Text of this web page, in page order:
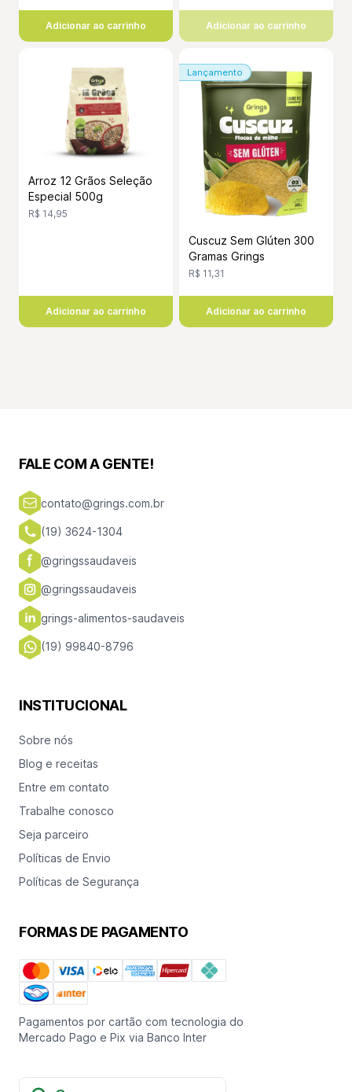
Adicionar ao carrinho Adicionar ao carrinho
Arroz 12 Grãos Seleção
Especial 500g
R$ 14,95
Adicionar ao carrinho
Lançamento
Cuscuz Sem Glúten 300
Gramas Grings
R$ 11,31
Adicionar ao carrinho
FALE COM A GENTE!
contato@grings.com.br
(19) 3624-1304
@gringssaudaveis
@gringssaudaveis
grings-alimentos-saudaveis
(19) 99840-8796
INSTITUCIONAL
Sobre nós
Blog e receitas
Entre em contato
Trabalhe conosco
Seja parceiro
Políticas de Envio
Políticas de Segurança
FORMAS DE PAGAMENTO
Pagamentos por cartão com tecnologia do
Mercado Pago e Pix via Banco Inter